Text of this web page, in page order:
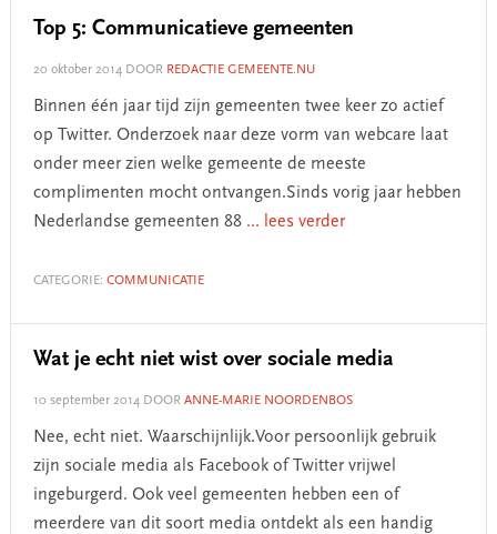
Top 5: Communicatieve gemeenten
20 oktober 2014DOOR REDACTIE GEMEENTE.NU
Binnen één jaar tijd zijn gemeenten twee keer zo actief
op Twitter. Onderzoek naar deze vorm van webcare laat
onder meer zien welke gemeente de meeste
complimenten mocht ontvangen.Sinds vorig jaar hebben
Nederlandse gemeenten 88 ... lees verder
CATEGORIE: COMMUNICATIE
Wat je echt niet wist over sociale media
10 september 2014DOOR ANNE-MARIE NOORDENBOS
Nee, echt niet. Waarschijnlijk.Voor persoonlijk gebruik
zijn sociale media als Facebook of Twitter vrijwel
ingeburgerd. Ook veel gemeenten hebben een of
meerdere van dit soort media ontdekt als een handig